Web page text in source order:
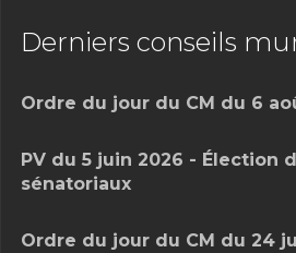
Derniers conseils
Ordre du jour du CM du 6
PV du 5 juin 2026 - Élection
sénatoriaux
Ordre du jour du CM du 24